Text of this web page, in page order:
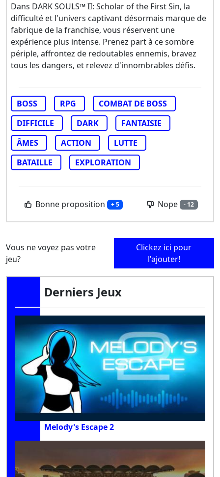
Dans DARK SOULS™ II: Scholar of the First Sin, la
difficulté et l'univers captivant désormais marque de
fabrique de la franchise, vous réservent une
expérience plus intense. Prenez part à ce sombre
périple, affrontez de redoutables ennemis, bravez
tous les dangers, et relevez d'innombrables défis.
BOSS RPG
COMBAT DE BOSS
DIFFICILE
DARK
FANTAISIE
ÂMES
ACTION
LUTTE
BATAILLE
EXPLORATION
Bonne proposition + 5 Nope - 12
Vous ne voyez pas votre
jeu?
Clickez ici pour
l'ajouter!
Derniers Jeux
Melody's Escape 2